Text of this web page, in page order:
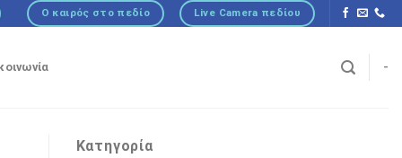
Ο καιρός στο πεδίο Live Camera πεδίου
-
Κατηγορία